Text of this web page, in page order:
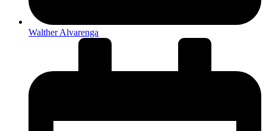
Walther Alvarenga